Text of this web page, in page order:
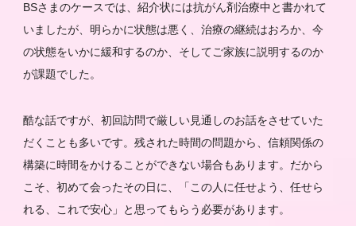
BSさまのケースでは、紹介状には抗がん剤治療中と書かれて
いましたが、明らかに状態は悪く、治療の継続はおろか、今
の状態をいかに緩和するのか、そしてご家族に説明するのか
が課題でした。
酷な話ですが、初回訪問で厳しい見通しのお話をさせていた
だくことも多いです。残された時間の問題から、信頼関係の
構築に時間をかけることができない場合もあります。だから
こそ、初めて会ったその日に、「この人に任せよう、任せら
れる、これで安心」と思ってもらう必要があります。